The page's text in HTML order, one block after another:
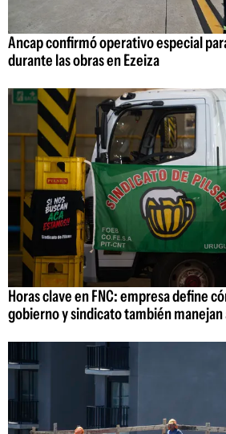
Ancap confirmó operativo especial
durante las obras en Ezeiza
Horas clave en FNC: empresa define
gobierno y sindicato también